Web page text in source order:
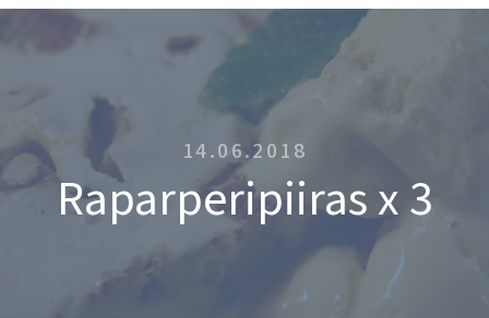
14.06.2018
Raparperipiiras x 3